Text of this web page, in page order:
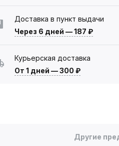
Доставка в пункт выдачи
Через 6 дней —187 ₽
Курьерская доставка
От 1 дней —300 ₽
Другие